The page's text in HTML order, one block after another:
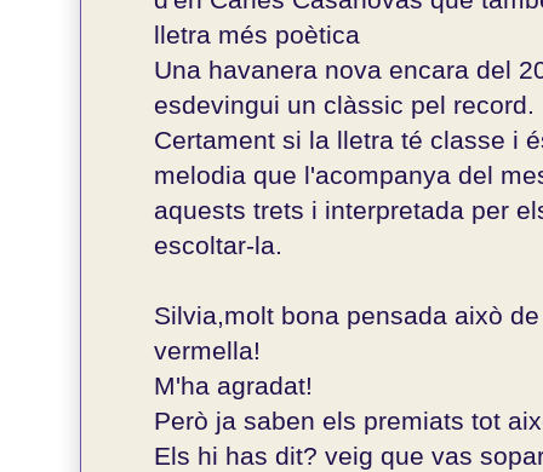
lletra més poètica
Una havanera nova encara del
esdevingui un clàssic pel record.
Certament si la lletra té classe i
melodia que l'acompanya del
aquests trets i interpretada per
escoltar-la.
Silvia,molt bona pensada això
vermella!
M'ha agradat!
Però ja saben els premiats tot
Els hi has dit? veig que vas